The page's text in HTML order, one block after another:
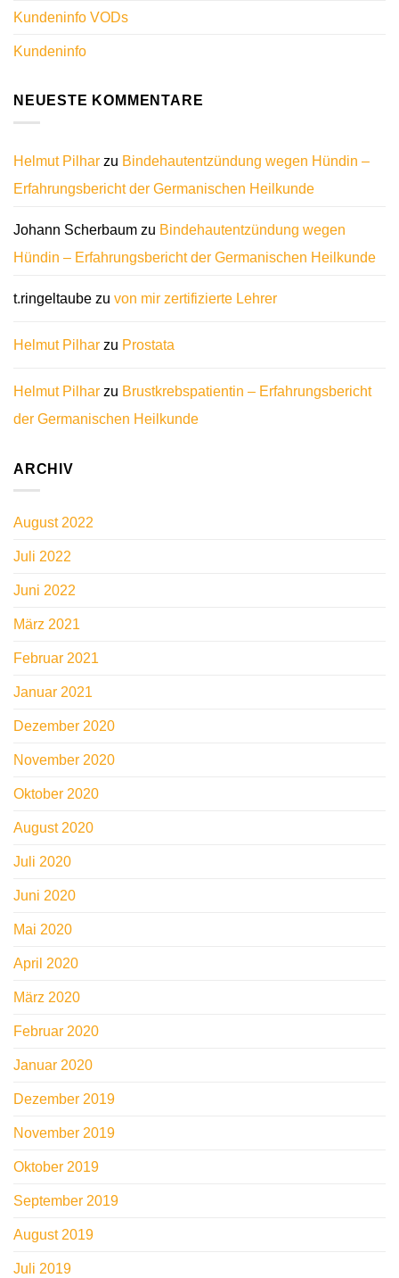
Kundeninfo VODs
Kundeninfo
NEUESTE KOMMENTARE
Helmut Pilhar zu Bindehautentzündung wegen Hündin –
Erfahrungsbericht der Germanischen Heilkunde
Johann Scherbaum zu Bindehautentzündung wegen
Hündin – Erfahrungsbericht der Germanischen Heilkunde
t.ringeltaube zu von mir zertifizierte Lehrer
Helmut Pilhar zu Prostata
Helmut Pilhar zu Brustkrebspatientin – Erfahrungsbericht
der Germanischen Heilkunde
ARCHIV
August 2022
Juli 2022
Juni 2022
März 2021
Februar 2021
Januar 2021
Dezember 2020
November 2020
Oktober 2020
August 2020
Juli 2020
Juni 2020
Mai 2020
April 2020
März 2020
Februar 2020
Januar 2020
Dezember 2019
November 2019
Oktober 2019
September 2019
August 2019
Juli 2019